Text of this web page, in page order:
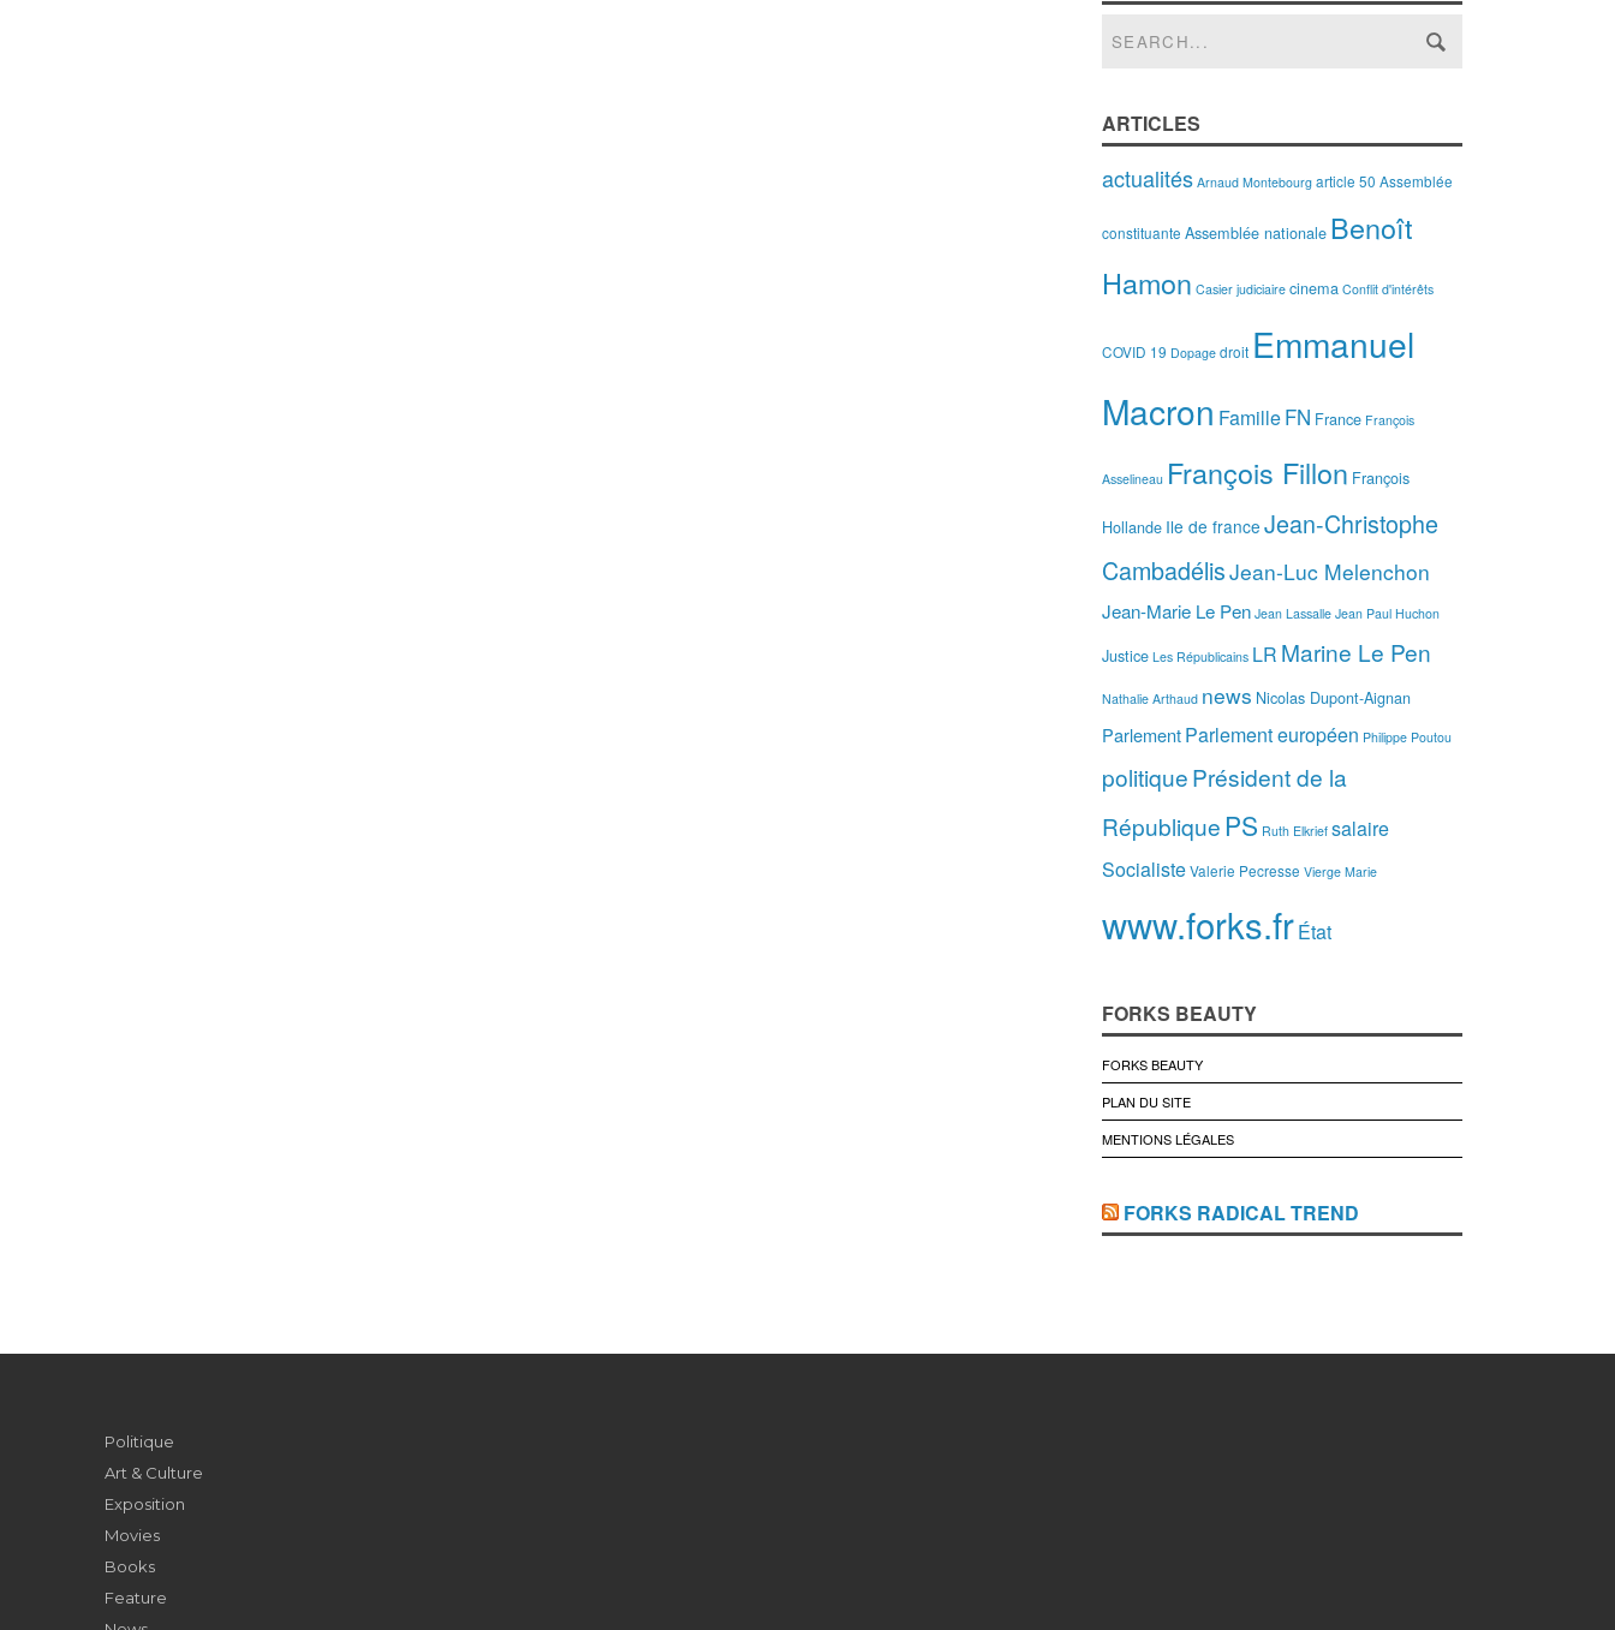
ARTICLES
actualités Arnaud Montebourg article 50 Assemblée
constituante Assemblée nationale Benoît
Hamon Casier judiciaire cinema Conflit d'intérêts
COVID 19 Dopage droit Emmanuel
Macron FamilleFN France François
Asselineau François Fillon François
Hollande Ile de france Jean-Christophe
CambadélisJean-Luc Melenchon
Jean-Marie Le Pen Jean Lassalle Jean Paul Huchon
Justice Les Républicains LR Marine Le Pen
Nathalie Arthaud news Nicolas Dupont-Aignan
ParlementParlement européen Philippe Poutou
politiquePrésident de la
République PS Ruth Elkrief salaire
SocialisteValerie Pecresse Vierge Marie
www.forks.frÉtat
FORKS BEAUTY
FORKS BEAUTY
PLAN DU SITE
MENTIONS LÉGALES
FORKS RADICAL TREND
Politique
Art & Culture
Exposition
Movies
Books
Feature